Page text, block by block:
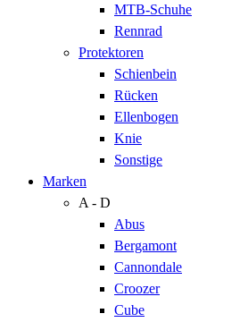
MTB-Schuhe
Rennrad
Protektoren
Schienbein
Rücken
Ellenbogen
Knie
Sonstige
Marken
A - D
Abus
Bergamont
Cannondale
Croozer
Cube